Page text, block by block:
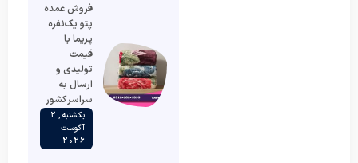
فروش عمده
پتو یک‌نفره
پریما با
قیمت
تولیدی و
ارسال به
سراسر کشور
یکشنبه , 2
آگوست
2026